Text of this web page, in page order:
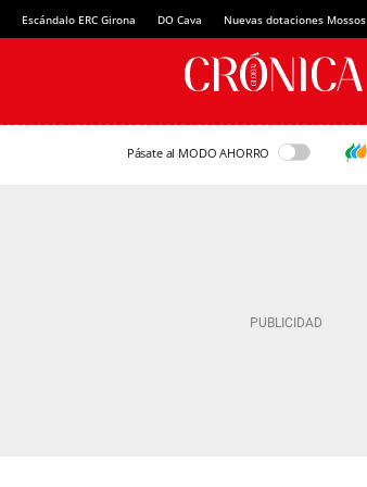
Escándalo ERC Girona DO Cava Nuevas dotaciones Mossos
Pásate al MODO AHORRO